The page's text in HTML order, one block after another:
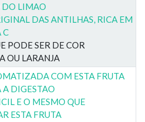
DO LIMAO
DAS ANTILHAS, RICA EM
C
PODE SER DE COR
OU LARANJA
COM ESTA FRUTA
A DIGESTAO
E O MESMO QUE
ESTA FRUTA